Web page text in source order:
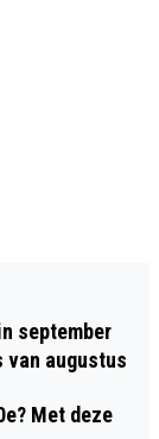
september
van augustus
Met deze